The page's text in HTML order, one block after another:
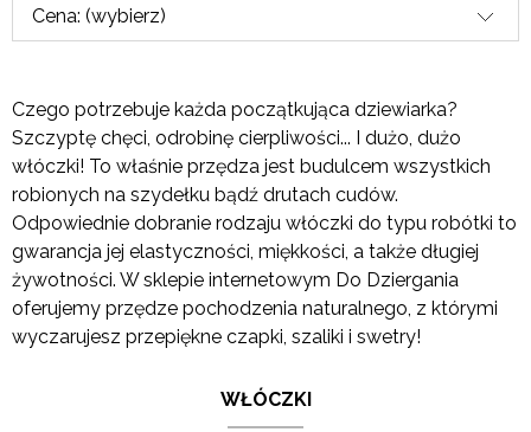
Cena: (wybierz)
Czego potrzebuje każda początkująca dziewiarka?
Szczyptę chęci, odrobinę cierpliwości... I dużo, dużo
włóczki! To właśnie przędza jest budulcem wszystkich
robionych na szydełku bądź drutach cudów.
Odpowiednie dobranie rodzaju włóczki do typu robótki to
gwarancja jej elastyczności, miękkości, a także długiej
żywotności. W sklepie internetowym Do Dziergania
oferujemy przędze pochodzenia naturalnego, z którymi
wyczarujesz przepiękne czapki, szaliki i swetry!
WŁÓCZKI